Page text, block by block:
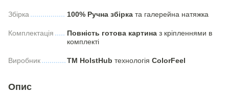
Збірка 100% Ручна збірка та галерейна натяжка
Комплектація Повність готова картина з кріпленнями в
комплекті
Виробник ТМ HolstHub технологія СolorFeel
Опис